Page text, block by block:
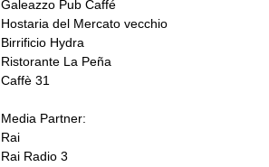
Galeazzo Pub Caffé
Hostaria del Mercato vecchio
Birrificio Hydra
Ristorante La Peña
Caffè 31
Media Partner:
Rai
Rai Radio 3